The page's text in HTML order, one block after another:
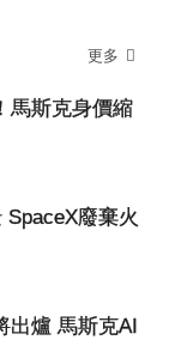
更多
馬斯克身價縮
廢棄火
出爐 馬斯克AI